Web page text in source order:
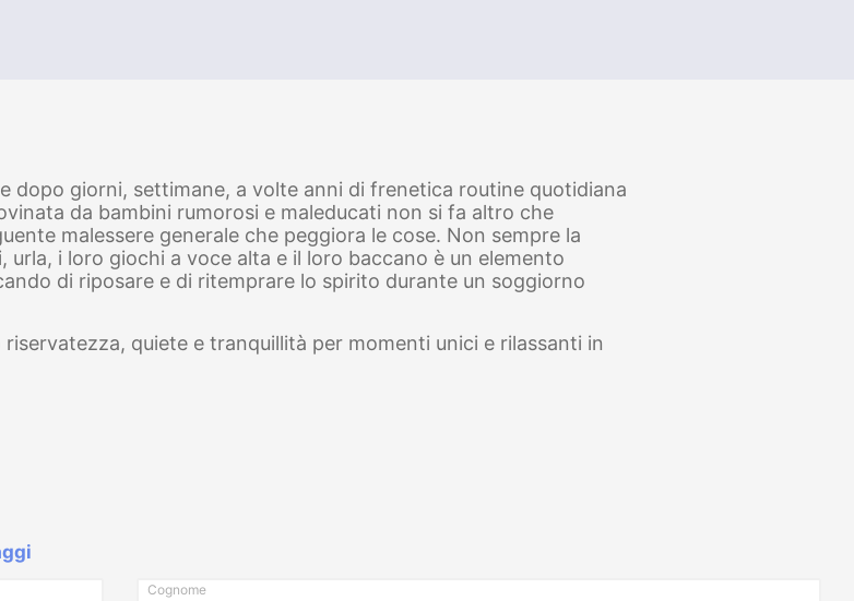
dopo giorni, settimane, a volte anni di frenetica routine quotidiana
da bambini rumorosi e maleducati non si fa altro che
malessere generale che peggiora le cose. Non sempre la
urla, i loro giochi a voce alta e il loro baccano è un elemento
di riposare e di ritemprare lo spirito durante un soggiorno
quiete e tranquillità per momenti unici e rilassanti in